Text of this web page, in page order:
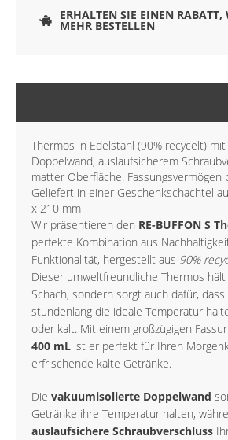
ERHALTEN SIE EINEN RABATT,
MEHR BESTELLEN
Thermos in Edelstahl (90% recycelt)
Doppelwand, auslaufsicherem
matter Oberfläche. Fassungsvermögen
Geliefert in einer Geschenkschachtel
x 210 mm
Wir präsentieren den RE-BUFFON S
perfekte Kombination aus
Funktionalität, hergestellt aus 90%
Dieser umweltfreundliche Thermos
Schach, sondern sorgt auch dafür,
stundenlang die ideale Temperatur
oder kalt. Mit einem großzügigen
400 mL ist er perfekt für Ihren
erfrischende kalte Getränke.
Die vakuumisolierte Doppelwand
Getränke ihre Temperatur halten,
auslaufsichere Schraubverschluss